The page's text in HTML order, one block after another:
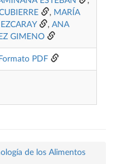
, MARÍA
, ANA
GIMENO
Formato PDF
de los Alimentos